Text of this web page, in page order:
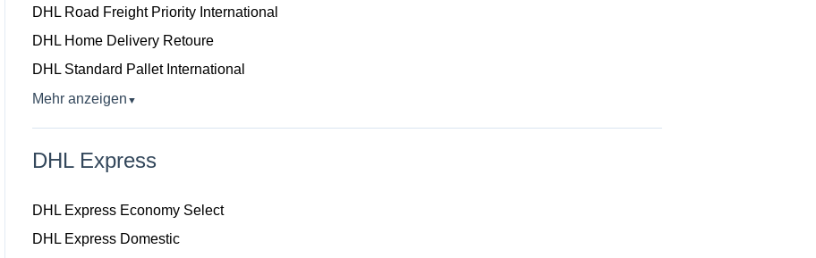
DHL Road Freight Priority International
DHL Home Delivery Retoure
DHL Standard Pallet International
Mehr anzeigen ▼
DHL Express
DHL Express Economy Select
DHL Express Domestic